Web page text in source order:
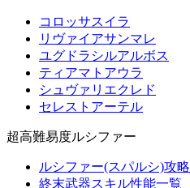
コロッサスイラ
リヴァイアサンマレ
ユグドラシルアルボス
ティアマトアウラ
シュヴァリエクレド
セレストアーテル
超高難易度ルシファー
ルシファー(スパルシ)攻略
終末武器スキル性能一覧